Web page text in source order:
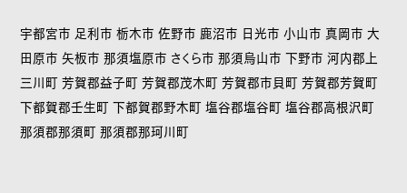
宇都宮市 足利市 栃木市 佐野市 鹿沼市 日光市 小山市 真岡市 大
田原市 矢板市 那須塩原市 さくら市 那須烏山市 下野市 河内郡上
三川町 芳賀郡益子町 芳賀郡茂木町 芳賀郡市貝町 芳賀郡芳賀町
下都賀郡壬生町 下都賀郡野木町 塩谷郡塩谷町 塩谷郡高根沢町
那須郡那須町 那須郡那珂川町